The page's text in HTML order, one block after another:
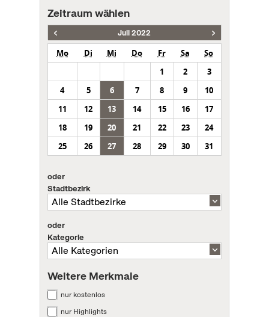
Zeitraum wählen
Juli 2022
Mo Di Mi Do Fr Sa
So
1
2
3
4
5 6 7 8 9
10
11
12 13 14 15 16
17
18
19 20 21 22 23
24
25
26 27 28 29 30 31
oder
Stadtbezirk
oder
Kategorie
Weitere Merkmale
nur kostenlos
nur Highlights